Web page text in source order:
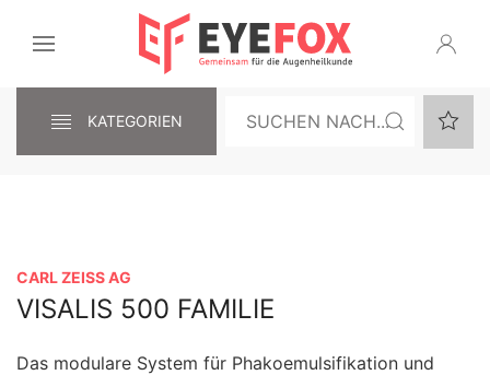
KATEGORIEN
CARL ZEISS AG
VISALIS 500 FAMILIE
Das modulare System für Phakoemulsifikation und